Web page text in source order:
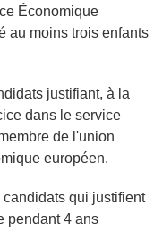
Économique
au moins trois enfants
justifiant, à la
dans le service
de l'union
européen.
candidats qui justifient
pendant 4 ans